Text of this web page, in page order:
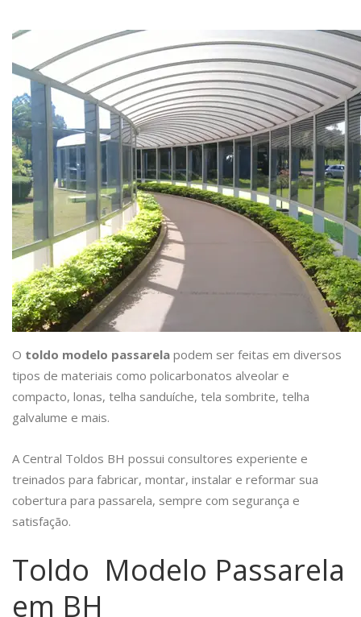
O toldo modelo passarela podem ser feitas em diversos
tipos de materiais como policarbonatos alveolar e
compacto, lonas, telha sanduíche, tela sombrite, telha
galvalume e mais.
A Central Toldos BH possui consultores experiente e
treinados para fabricar, montar, instalar e reformar sua
cobertura para passarela, sempre com segurança e
satisfação.
Toldo Modelo Passarela
em BH